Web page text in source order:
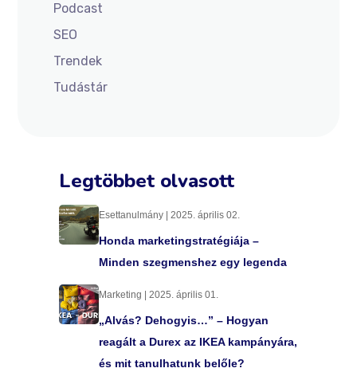
Podcast
SEO
Trendek
Tudástár
Legtöbbet olvasott
Esettanulmány | 2025. április 02.
Honda marketingstratégiája –
Minden szegmenshez egy legenda
Marketing | 2025. április 01.
„Alvás? Dehogyis…” – Hogyan
reagált a Durex az IKEA kampányára,
és mit tanulhatunk belőle?